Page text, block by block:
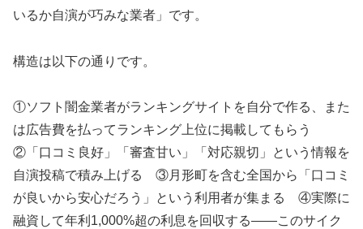
いるか自演が巧みな業者」です。
構造は以下の通りです。
①ソフト闇金業者がランキングサイトを自分で作る、また
は広告費を払ってランキング上位に掲載してもらう
②「口コミ良好」「審査甘い」「対応親切」という情報を
自演投稿で積み上げる ③月形町を含む全国から「口コミ
が良いから安心だろう」という利用者が集まる ④実際に
融資して年利1,000%超の利息を回収する——このサイク